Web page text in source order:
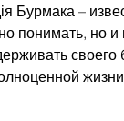
Бурмака –
понимать, но и
своего